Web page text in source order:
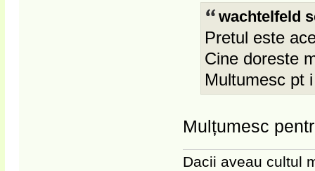
wachtelfeld
Pretul este
Cine doreste
Multumesc pt
Mulțumesc
Dacii aveau cultul